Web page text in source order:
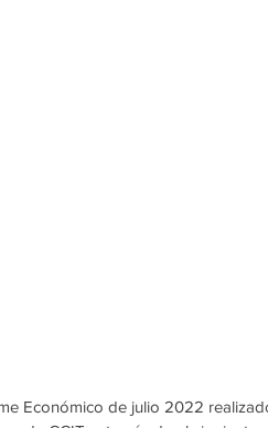
Económico de julio 2022